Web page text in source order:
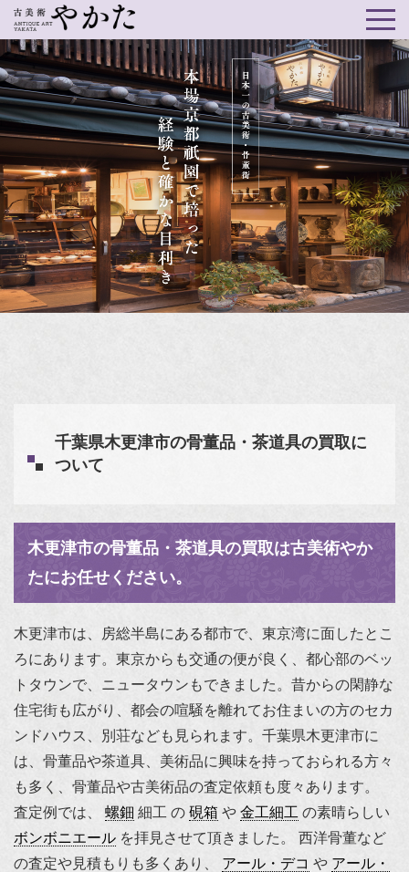
千葉県木更津市の骨董品・茶道具の買取に
ついて
木更津市の骨董品・茶道具の買取は古美術やか
たにお任せください。
木更津市は、房総半島にある都市で、東京湾に面したとこ
ろにあります。東京からも交通の便が良く、都心部のベッ
トタウンで、ニュータウンもできました。昔からの閑静な
住宅街も広がり、都会の喧騒を離れてお住まいの方のセカ
ンドハウス、別荘なども見られます。千葉県木更津市に
は、骨董品や茶道具、美術品に興味を持っておられる方々
も多く、骨董品や古美術品の査定依頼も度々あります。
査定例では、 螺鈿 細工 の 硯箱 や 金工細工 の素晴らしい
ボンボニエール を拝見させて頂きました。 西洋骨董など
の査定や見積もりも多くあり、 アール・デコ や アール・